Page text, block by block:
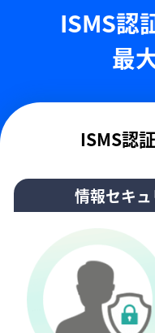
ISMS認
最
ISMS認
情報セキ